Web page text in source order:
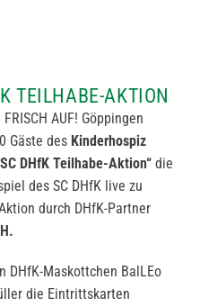
TEILHABE-AKTION
AUF! Göppingen
Gäste des Kinderhospiz
DHfK Teilhabe-Aktion“ die
des SC DHfK live zu
durch DHfK-Partner
DHfK-Maskottchen BalLEo
die Eintrittskarten